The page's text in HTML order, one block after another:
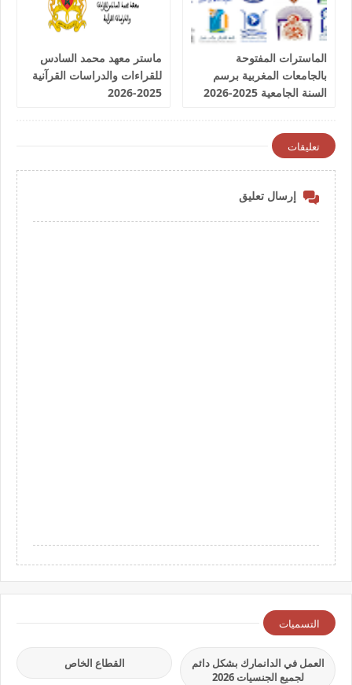
الماسترات المفتوحة
بالجامعات المغربية برسم
السنة الجامعية 2025-2026
ماستر معهد محمد السادس
للقراءات والدراسات القرآنية
2025-2026
تعليقات
إرسال تعليق
التسميات
العمل في الدانمارك بشكل دائم
لجميع الجنسيات 2026
القطاع الخاص